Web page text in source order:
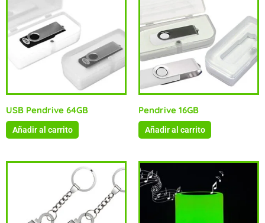
USB Pendrive 64GB
Añadir al carrito
Pendrive 16GB
Añadir al carrito